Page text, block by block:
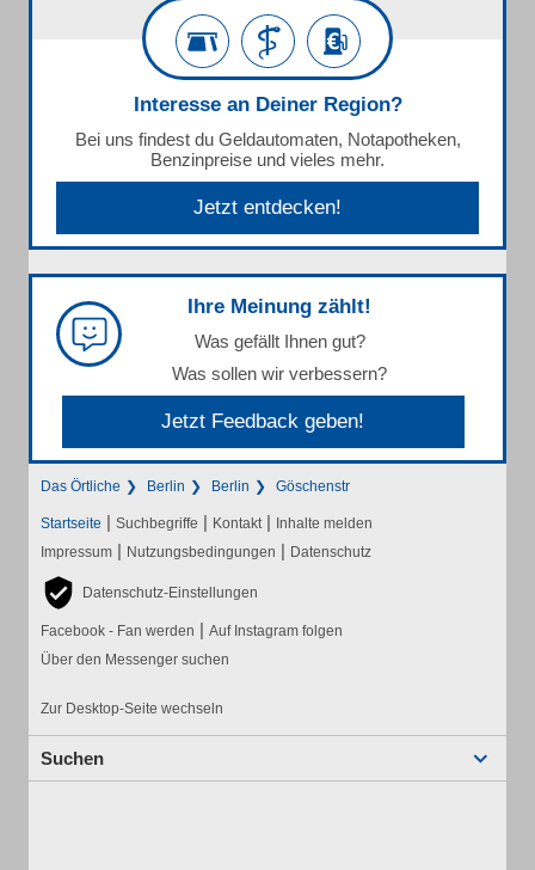
Interesse an Deiner Region?
Bei uns findest du Geldautomaten, Notapotheken,
Benzinpreise und vieles mehr.
Jetzt entdecken!
Ihre Meinung zählt!
Was gefällt Ihnen gut?
Was sollen wir verbessern?
Jetzt Feedback geben!
Das Örtliche Berlin Berlin Göschenstr
Startseite | Suchbegriffe | Kontakt | Inhalte melden
Impressum | Nutzungsbedingungen | Datenschutz
Datenschutz-Einstellungen
Facebook - Fan werden | Auf Instagram folgen
Über den Messenger suchen
Zur Desktop-Seite wechseln
Suchen